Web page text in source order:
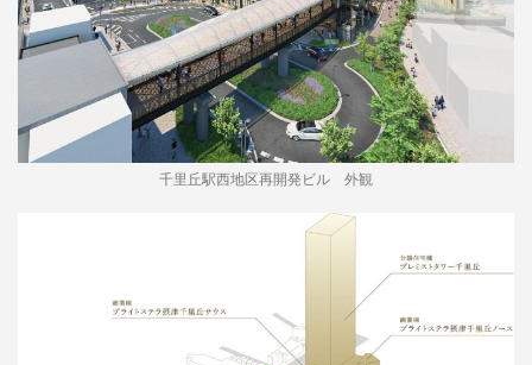
千里丘駅西地区再開発ビル 外観